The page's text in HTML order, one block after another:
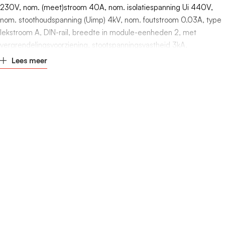
Nom. isolatiespanning Ui 440V
230V, nom. (meet)stroom 40A, nom. isolatiespanning Ui 440V,
nom. stoothoudspanning (Uimp) 4kV, nom. foutstroom 0.03A, type
lekstroom A, DIN-rail, breedte in module-eenheden 2, met
vergrendelingsvoorziening, stootspanningsvastheid 3kA,
Lees meer